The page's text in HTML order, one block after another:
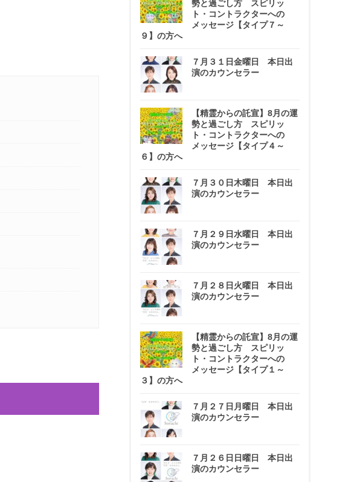
勢と過ごし方 スピリッ
ト・コントラクターへの
メッセージ【タイプ７～
９】の方へ
７月３１日金曜日 本日出
演のカウンセラー
【精霊からの託宣】8月の運
勢と過ごし方 スピリッ
ト・コントラクターへの
メッセージ【タイプ４～
６】の方へ
７月３０日木曜日 本日出
演のカウンセラー
７月２９日水曜日 本日出
演のカウンセラー
７月２８日火曜日 本日出
演のカウンセラー
【精霊からの託宣】8月の運
勢と過ごし方 スピリッ
ト・コントラクターへの
メッセージ【タイプ１～
３】の方へ
７月２７日月曜日 本日出
演のカウンセラー
７月２６日日曜日 本日出
演のカウンセラー